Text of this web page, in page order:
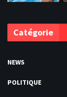
Catégorie
NEWS
POLITIQUE